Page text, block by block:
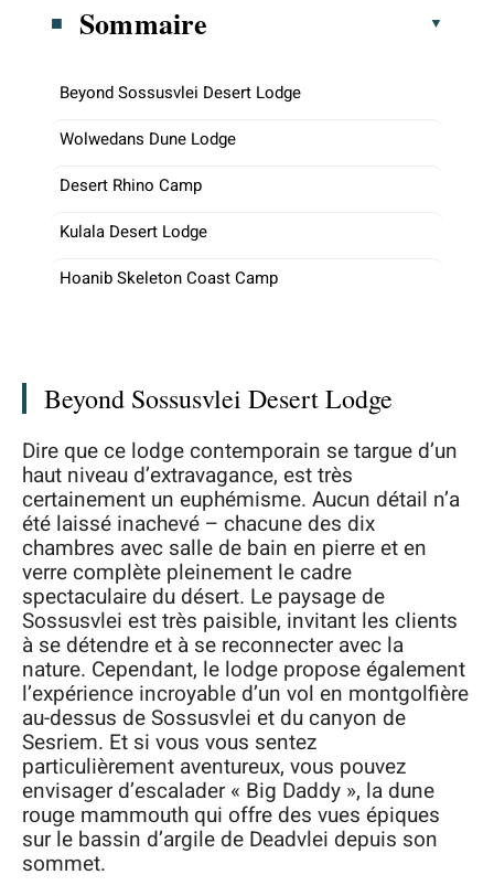
Sommaire
Beyond Sossusvlei Desert Lodge
Wolwedans Dune Lodge
Desert Rhino Camp
Kulala Desert Lodge
Hoanib Skeleton Coast Camp
Beyond Sossusvlei Desert Lodge
Dire que ce lodge contemporain se targue d’un
haut niveau d’extravagance, est très
certainement un euphémisme. Aucun détail n’a
été laissé inachevé – chacune des dix
chambres avec salle de bain en pierre et en
verre complète pleinement le cadre
spectaculaire du désert. Le paysage de
Sossusvlei est très paisible, invitant les clients
à se détendre et à se reconnecter avec la
nature. Cependant, le lodge propose également
l’expérience incroyable d’un vol en montgolfière
au-dessus de Sossusvlei et du canyon de
Sesriem. Et si vous vous sentez
particulièrement aventureux, vous pouvez
envisager d’escalader « Big Daddy », la dune
rouge mammouth qui offre des vues épiques
sur le bassin d’argile de Deadvlei depuis son
sommet.